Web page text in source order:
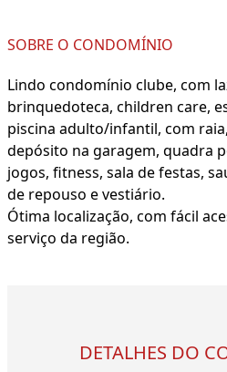
SOBRE O CONDOMÍNIO
Lindo condomínio clube, com
brinquedoteca, children care,
piscina adulto/infantil, com
depósito na garagem, quadra
jogos, fitness, sala de festas,
de repouso e vestiário.
Ótima localização, com fácil
serviço da região.
DETALHES DO